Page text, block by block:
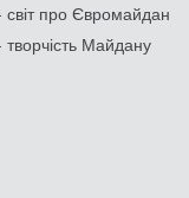
світ про Євромайдан
творчість Майдану